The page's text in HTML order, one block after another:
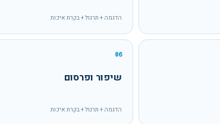
הדגמה + תרגול + בקרת איכות
06
שיפור ופרסום
הדגמה + תרגול + בקרת איכות